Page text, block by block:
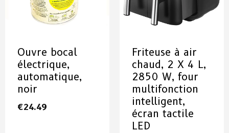
Ouvre bocal
électrique,
automatique,
noir
€24.49
Friteuse à air
chaud, 2 X 4 L,
2850 W, four
multifonction
intelligent,
écran tactile
LED